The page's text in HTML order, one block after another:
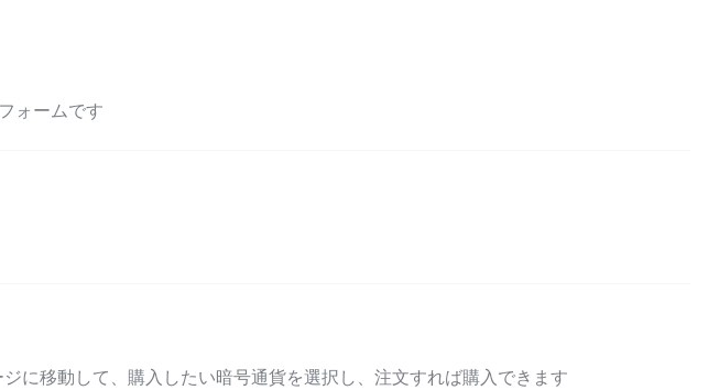
ォームです
に移動して、購入したい暗号通貨を選択し、注文すれば購入できます